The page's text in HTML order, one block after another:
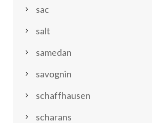
sac
salt
samedan
savognin
schaffhausen
scharans